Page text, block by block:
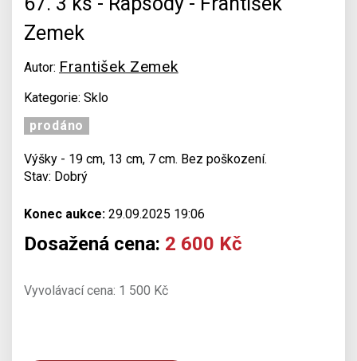
Zemek
Autor: František Zemek
Kategorie: Sklo
prodáno
Výšky - 19 cm, 13 cm, 7 cm. Bez poškození.
Stav: Dobrý
Konec aukce: 29.09.2025 19:06
Dosažená cena: 2 600 Kč
Vyvolávací cena: 1 500 Kč